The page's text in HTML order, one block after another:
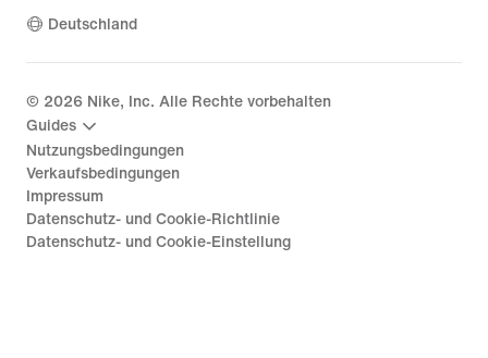
Deutschland
© 2026 Nike, Inc. Alle Rechte vorbehalten
Guides
Nutzungsbedingungen
Verkaufsbedingungen
Impressum
Datenschutz- und Cookie-Richtlinie
Datenschutz- und Cookie-Einstellung